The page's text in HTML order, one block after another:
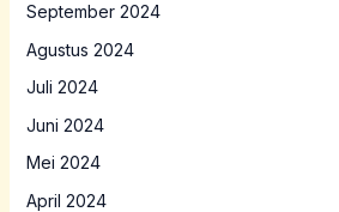
September 2024
Agustus 2024
Juli 2024
Juni 2024
Mei 2024
April 2024